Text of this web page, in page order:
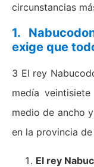
circunstancias
1.
exige que
3 El rey
medía
medio de ancho
en la provincia de
El rey